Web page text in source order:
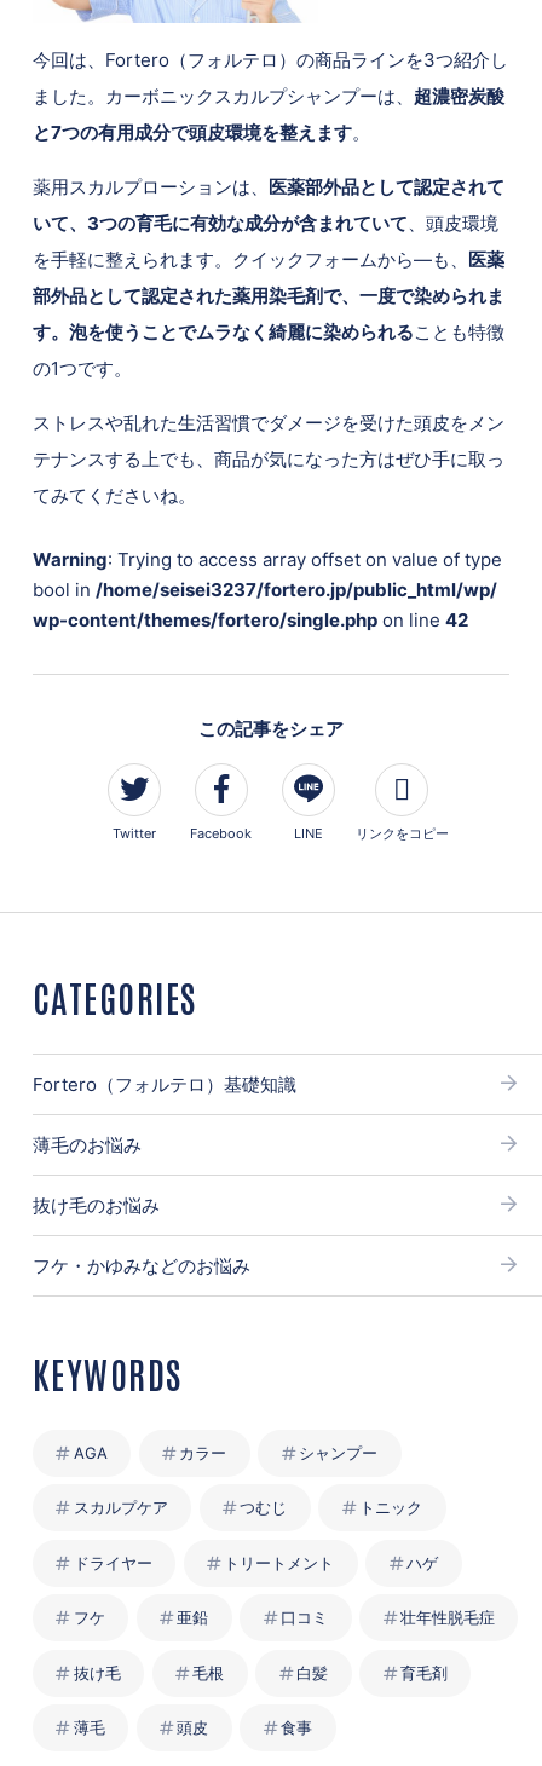
今回は、Fortero（フォルテロ）の商品ラインを3つ紹介し
ました。カーボニックスカルプシャンプーは、 超濃密炭酸
と7つの有用成分で頭皮環境を整えます。
薬用スカルプローションは、 医薬部外品として認定されて
いて、3つの育毛に有効な成分が含まれていて 、頭皮環境
を手軽に整えられます。クイックフォームから―も、 医薬
部外品として認定された薬用染毛剤で、一度で染められま
す。泡を使うことでムラなく綺麗に染められることも特徴
の1つです。
ストレスや乱れた生活習慣でダメージを受けた頭皮をメン
テナンスする上でも、商品が気になった方はぜひ手に取っ
てみてくださいね。
Warning: Trying to access array offset on value of type
bool in /home/seisei3237/fortero.jp/public_html/wp/
wp-content/themes/fortero/single.phpon line 42
この記事をシェア
Twitter Facebook LINE リンクをコピー
CATEGORIES
Fortero（フォルテロ）基礎知識
薄毛のお悩み
抜け毛のお悩み
フケ・かゆみなどのお悩み
KEYWORDS
AGA カラー シャンプー
スカルプケア つむじ トニック
ドライヤー トリートメント ハゲ
フケ 亜鉛 口コミ 壮年性脱毛症
抜け毛 毛根 白髪 育毛剤
薄毛 頭皮 食事